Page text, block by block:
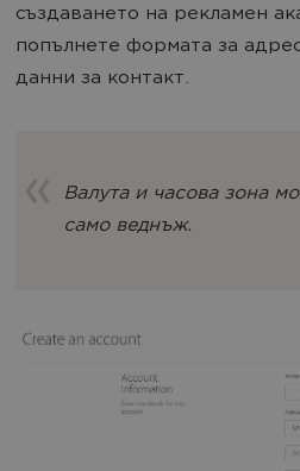
създаването на рекламен
попълнете формата за
данни за контакт.
Валута и часова зона
само веднъж.